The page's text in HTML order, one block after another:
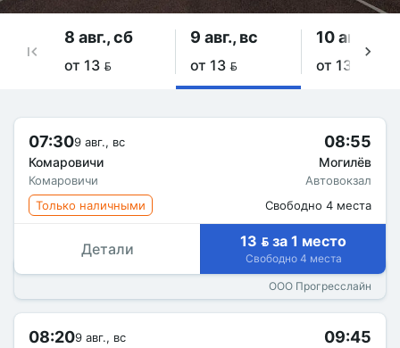
8 авг., сб
от 13 
9 авг., вс
от 13 
10 авг., пн
от 13 
07:309 авг., вс
Комаровичи
Комаровичи
08:55
Могилёв
Автовокзал
Только наличными
Свободно 4 места
Детали 13  за 1 место
Свободно 4 места
ООО Прогресслайн
08:209 авг., вс 09:45